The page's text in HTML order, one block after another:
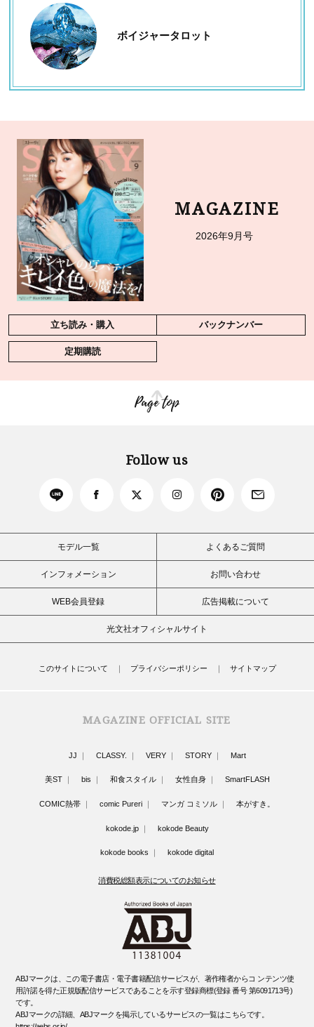
ボイジャータロット
MAGAZINE
2026年9月号
立ち読み・購入 バックナンバー
定期購読
Page top
Follow us
モデル一覧 よくあるご質問
インフォメーション お問い合わせ
WEB会員登録 広告掲載について
光文社オフィシャルサイト
このサイトについて プライバシーポリシー サイトマップ
MAGAZINE OFFICIAL SITE
JJ CLASSY. VERY STORY Mart
美ST bis 和食スタイル 女性自身 SmartFLASH
COMIC熱帯 comic Pureri マンガ コミソル 本がすき。
kokode.jp kokode Beauty
kokode books kokode digital
消費税総額表示についてのお知らせ
ABJマークは、この電子書店・電子書籍配信サービスが、著作権者からコ ンテンツ使
用許諾を得た正規版配信サービスであることを示す登録商標(登録 番号 第6091713号)
です。
ABJマークの詳細、ABJマークを掲示しているサービスの一覧はこちらです。